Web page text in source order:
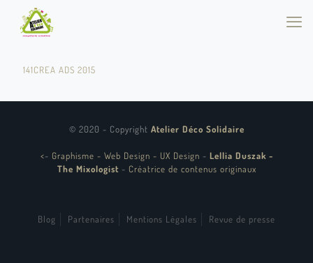
141CREA ADS 2015
© 2020 - Copyright Atelier Déco Solidaire
<- Graphisme - Web Design - UX Design - Lellia Duszak -
The Mixologist - Créatrice de contenus originaux
Blog Partenaires Mentions Légales Revue de presse